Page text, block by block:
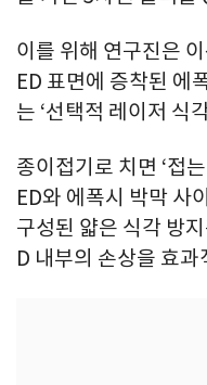
이를 위해 연구진은
ED 표면에 증착된 에
는 ‘선택적 레이저 식
종이접기로 치면 ‘접
ED와 에폭시 박막 사
구성된 얇은 식각 방
D 내부의 손상을 효